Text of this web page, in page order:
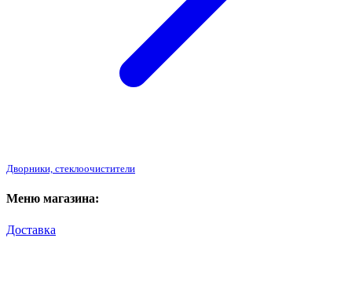
Дворники, стеклоочистители
Меню магазина:
Доставка